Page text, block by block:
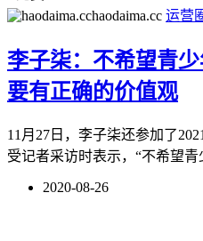
haodaima.cc 运营
李子柒：不希望青
要有正确的价值观
11月27日，李子柒还参加了
受记者采访时表示，“不希望
2020-08-26